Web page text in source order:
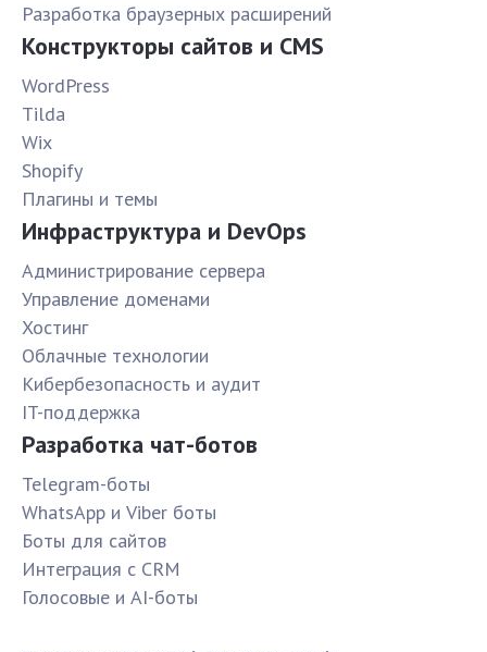
Разработка браузерных расширений
Конструкторы сайтов и CMS
WordPress
Tilda
Wix
Shopify
Плагины и темы
Инфраструктура и DevOps
Администрирование сервера
Управление доменами
Хостинг
Облачные технологии
Кибербезопасность и аудит
IT-поддержка
Разработка чат-ботов
Telegram-боты
WhatsApp и Viber боты
Боты для сайтов
Интеграция с CRM
Голосовые и AI-боты